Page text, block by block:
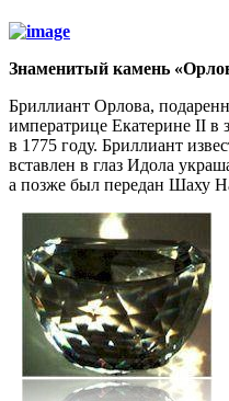
Знаменитый камень
Бриллиант Орлова,
императрице Екатерине II в
в 1775 году. Бриллиант
вставлен в глаз Идола
а позже был передан Шаху